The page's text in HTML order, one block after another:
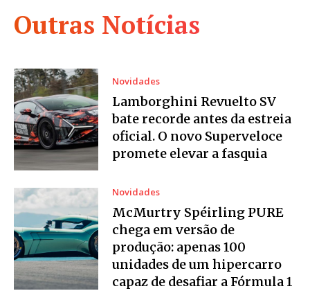
Outras Notícias
Novidades
Lamborghini Revuelto SV
bate recorde antes da estreia
oficial. O novo Superveloce
promete elevar a fasquia
Novidades
McMurtry Spéirling PURE
chega em versão de
produção: apenas 100
unidades de um hipercarro
capaz de desafiar a Fórmula 1